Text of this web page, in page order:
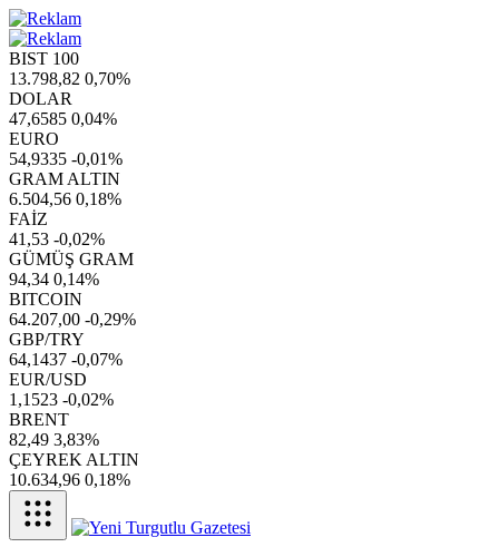
BIST 100
13.798,82 0,70%
DOLAR
47,6585 0,04%
EURO
54,9335 -0,01%
GRAM ALTIN
6.504,56 0,18%
FAİZ
41,53 -0,02%
GÜMÜŞ GRAM
94,34 0,14%
BITCOIN
64.207,00 -0,29%
GBP/TRY
64,1437 -0,07%
EUR/USD
1,1523 -0,02%
BRENT
82,49 3,83%
ÇEYREK ALTIN
10.634,96 0,18%